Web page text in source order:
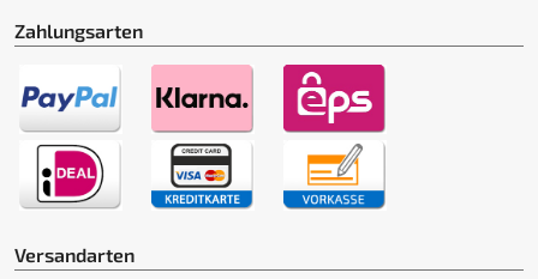
Zahlungsarten
Versandarten